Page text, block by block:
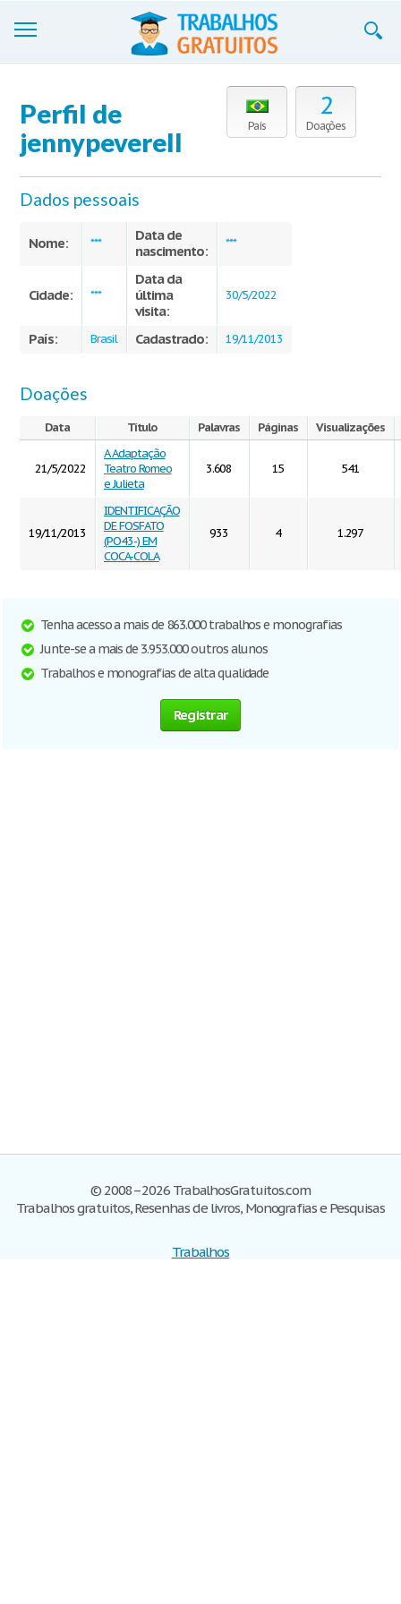
Cadastre-se
Entre
Blog
Contate-nos
País
2
Doações
Perfil de
jennypeverell
Dados pessoais
Nome: ***
Data de
nascimento:
***
Cidade: ***
Data da
última
visita:
30/5/2022
País: Brasil Cadastrado: 19/11/2013
Doações
Data Título Palavras Páginas Visualizações
21/5/2022
A Adaptação
Teatro Romeo
e Julieta
3.608 15 541
19/11/2013
IDENTIFICAÇÃO
DE FOSFATO
(PO43-) EM
COCA-COLA
933 4 1.297
Tenha acesso a mais de 863.000 trabalhos e monografias
Junte-se a mais de 3.953.000 outros alunos
Trabalhos e monografias de alta qualidade
Registrar
© 2008–2026 TrabalhosGratuitos.com
Trabalhos gratuitos, Resenhas de livros, Monografias e Pesquisas
Trabalhos